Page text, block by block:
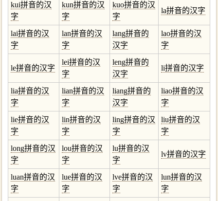
kui拼音的汉
字
kun拼音的汉
字
kuo拼音的汉
字
la拼音的汉字
lai拼音的汉
字
lan拼音的汉
字
lang拼音的
汉字
lao拼音的汉
字
le拼音的汉字
lei拼音的汉
字
leng拼音的
汉字
li拼音的汉字
lia拼音的汉
字
lian拼音的汉
字
liang拼音的
汉字
liao拼音的汉
字
lie拼音的汉
字
lin拼音的汉
字
ling拼音的汉
字
liu拼音的汉
字
long拼音的汉
字
lou拼音的汉
字
lu拼音的汉
字
lv拼音的汉字
luan拼音的汉
字
lue拼音的汉
字
lve拼音的汉
字
lun拼音的汉
字